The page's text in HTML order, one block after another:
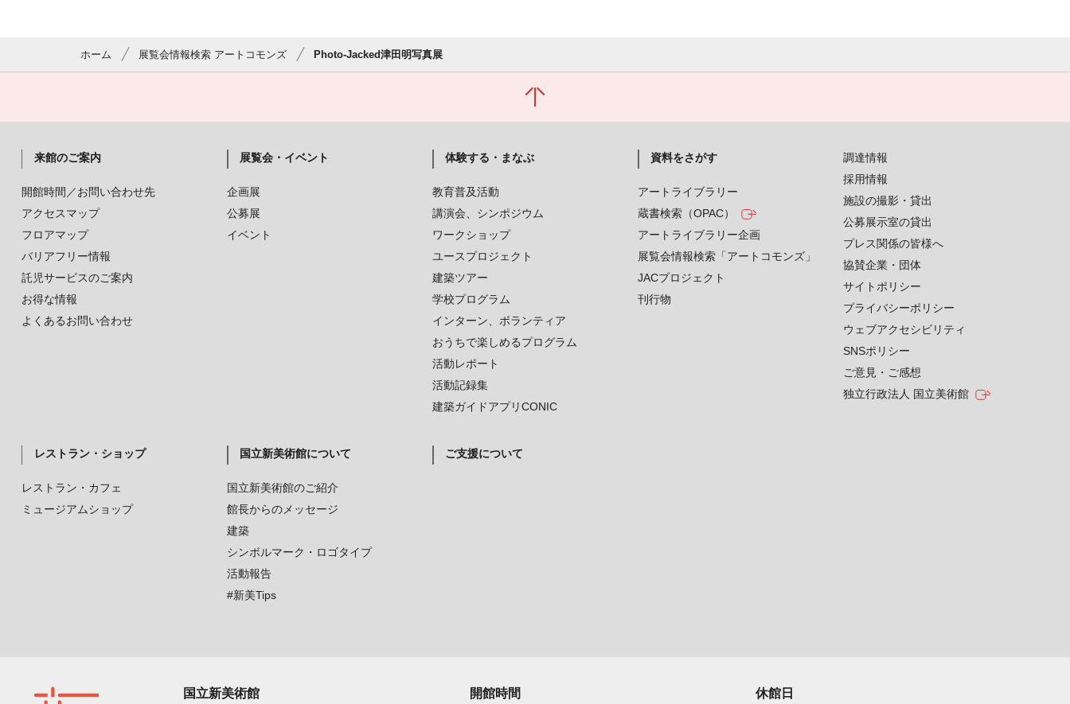
ホーム 展覧会情報検索 アートコモンズ Photo-Jacked津田明写真展
来館のご案内
開館時間／お問い合わせ先
アクセスマップ
フロアマップ
バリアフリー情報
託児サービスのご案内
お得な情報
よくあるお問い合わせ
展覧会・イベント
企画展
公募展
イベント
体験する・まなぶ
教育普及活動
講演会、シンポジウム
ワークショップ
ユースプロジェクト
建築ツアー
学校プログラム
インターン、ボランティア
おうちで楽しめるプログラム
活動レポート
活動記録集
建築ガイドアプリCONIC
資料をさがす
アートライブラリー
蔵書検索（OPAC）
アートライブラリー企画
展覧会情報検索「アートコモンズ」
JACプロジェクト
刊行物
レストラン・ショップ
レストラン・カフェ
ミュージアムショップ
国立新美術館について
国立新美術館のご紹介
館長からのメッセージ
建築
シンボルマーク・ロゴタイプ
活動報告
#新美Tips
ご支援について
調達情報
採用情報
施設の撮影・貸出
公募展示室の貸出
プレス関係の皆様へ
協賛企業・団体
サイトポリシー
プライバシーポリシー
ウェブアクセシビリティ
SNSポリシー
ご意見・ご感想
独立行政法人 国立美術館
国立新美術館 開館時間 休館日